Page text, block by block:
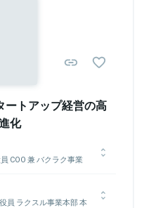
トアップ経営の高
化
COO 兼 バクラク事業
コンサルティング グループ
年、ラクスル株式会社へ入
員 ラクスル事業本部 本